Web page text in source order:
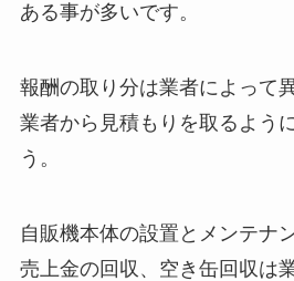
ある事が多いです。
報酬の取り分は業者によって
業者から見積もりを取るよう
う。
自販機本体の設置とメンテナ
売上金の回収、空き缶回収は